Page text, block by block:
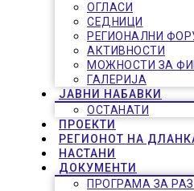
ОГЛАСИ
СЕДНИЦИ
РЕГИОНАЛНИ
АКТИВНОСТИ
МОЖНОСТИ ЗА
ГАЛЕРИЈА
ЈАВНИ НАБАВКИ
ОСТАНАТИ
ПРОЕКТИ
РЕГИОНОТ НА
НАСТАНИ
ДОКУМЕНТИ
ПРОГРАМА ЗА